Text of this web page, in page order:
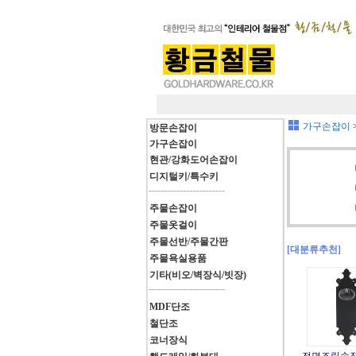
방문손잡이
가구손잡이
현관/강화도어손잡이
디지털키/특수키
------------------------
주물손잡이
주물옷걸이
주물선반/주물간판
주물욕실용품
기타(비오/벽장식/빗장)
------------------------
MDF단조
철단조
코너장식
가구손잡이
[대분류추천]